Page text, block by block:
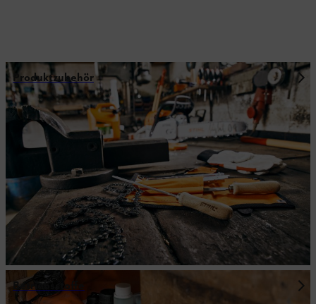
Produktzubehör
Betriebsstoffe